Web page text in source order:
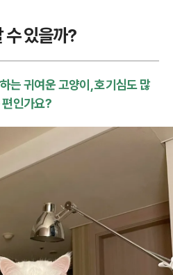
수 있을까?
는 귀여운 고양이, 호기심도 많
인가요?